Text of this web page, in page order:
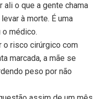
ali o que a gente chama
à morte. É uma
o médico.
o risco cirúrgico com
marcada, a mãe se
peso por não